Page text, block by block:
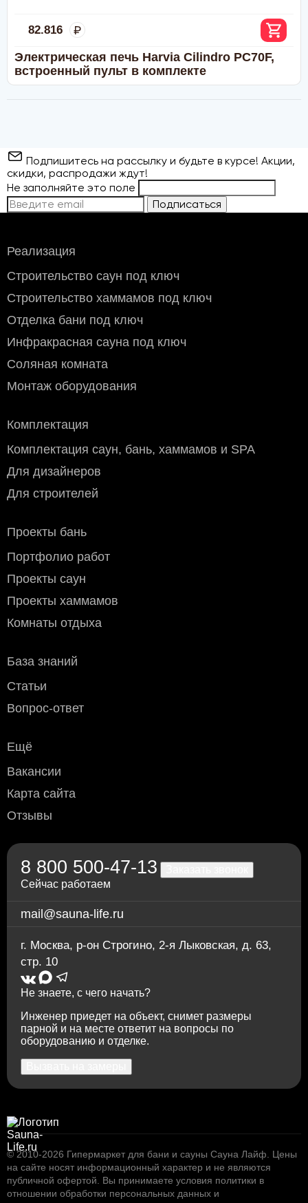
82.816
Электрическая печь Harvia Cilindro PC70F,
встроенный пульт в комплекте
Подпишитесь на рассылку и будьте в курсе! Акции,
скидки, распродажи ждут!
Не заполняйте это поле
Подписаться
Реализация
Строительство саун под ключ
Строительство хаммамов под ключ
Отделка бани под ключ
Инфракрасная сауна под ключ
Соляная комната
Монтаж оборудования
Комплектация
Комплектация саун, бань, хаммамов и SPA
Для дизайнеров
Для строителей
Проекты бань
Портфолио работ
Проекты саун
Проекты хаммамов
Комнаты отдыха
База знаний
Статьи
Вопрос-ответ
Ещё
Вакансии
Карта сайта
Отзывы
8 800 500-47-13
Сейчас работаем
mail@sauna-life.ru
г. Москва, р-он Строгино, 2-я Лыковская, д. 63,
стр. 10
Не знаете, с чего начать?
Инженер приедет на объект, снимет размеры
парной и на месте ответит на вопросы по
оборудованию и отделке.
© 2010-2026 Гипермаркет для бани и сауны Сауна Лайф
Цены
на сайте носят информационный характер и не являются
публичной офертой. Вы принимаете условия политики в
отношении обработки персональных данных и